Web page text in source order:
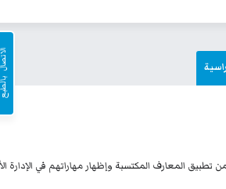
الاتصال
بالطبع
المعارف المكتسبة وإظهار مهاراتهم في الإدارة